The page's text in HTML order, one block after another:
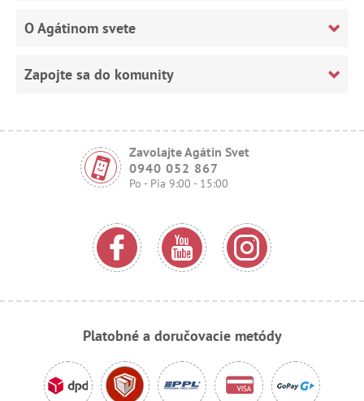
O Agátinom svete
Zapojte sa do komunity
Zavolajte Agátin Svet
0940 052 867
Po - Pia 9:00 - 15:00
Platobné a doručovacie metódy